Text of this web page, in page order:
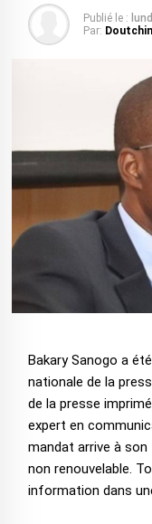
Publié le :
Par:
Bakary Sanogo a
nationale de la
de la presse
expert en
mandat arrive à
non renouvelable.
information dans